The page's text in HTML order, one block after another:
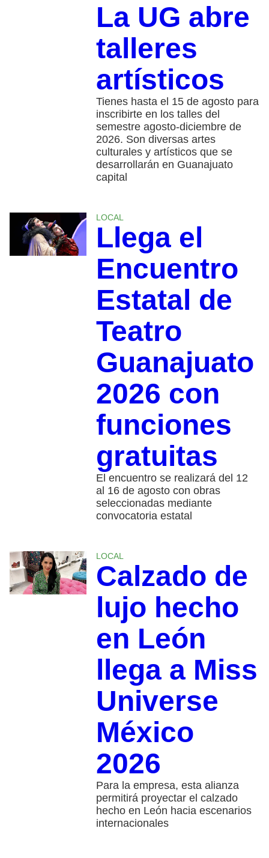
La UG abre
talleres
artísticos
Tienes hasta el 15 de agosto para
inscribirte en los talles del
semestre agosto-diciembre de
2026. Son diversas artes
culturales y artísticos que se
desarrollarán en Guanajuato
capital
LOCAL
Llega el
Encuentro
Estatal de
Teatro
Guanajuato
2026 con
funciones
gratuitas
El encuentro se realizará del 12
al 16 de agosto con obras
seleccionadas mediante
convocatoria estatal
LOCAL
Calzado de
lujo hecho
en León
llega a Miss
Universe
México
2026
Para la empresa, esta alianza
permitirá proyectar el calzado
hecho en León hacia escenarios
internacionales